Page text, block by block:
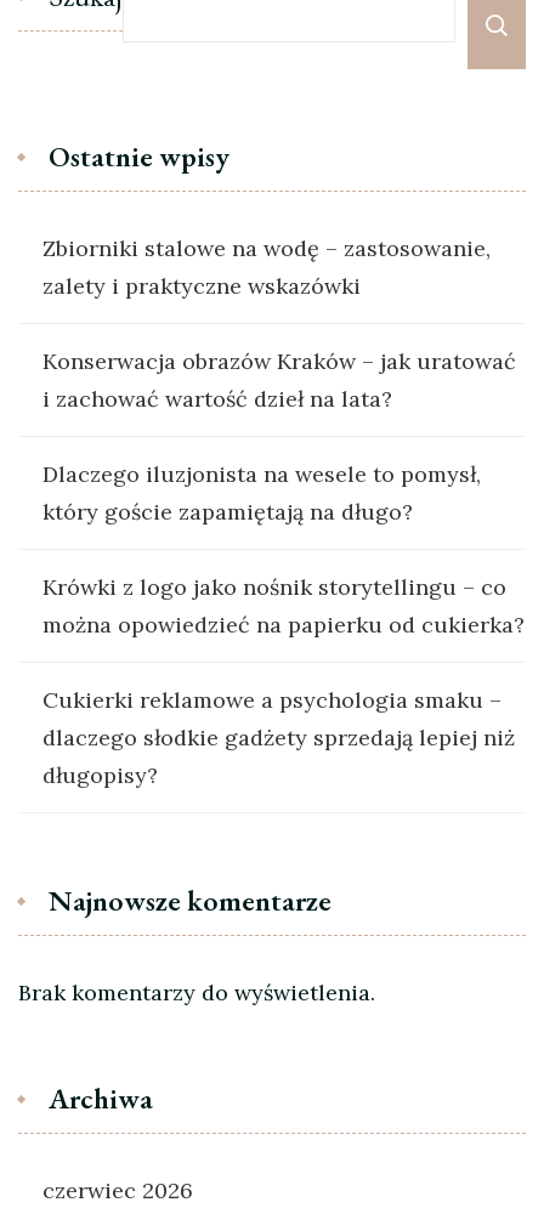
Ostatnie wpisy
Zbiorniki stalowe na wodę – zastosowanie,
zalety i praktyczne wskazówki
Konserwacja obrazów Kraków – jak uratować
i zachować wartość dzieł na lata?
Dlaczego iluzjonista na wesele to pomysł,
który goście zapamiętają na długo?
Krówki z logo jako nośnik storytellingu – co
można opowiedzieć na papierku od cukierka?
Cukierki reklamowe a psychologia smaku –
dlaczego słodkie gadżety sprzedają lepiej niż
długopisy?
Najnowsze komentarze
Brak komentarzy do wyświetlenia.
Archiwa
czerwiec 2026